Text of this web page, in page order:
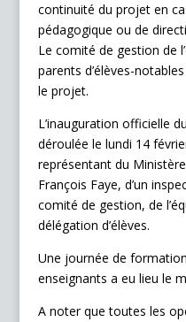
continuité du projet en
pédagogique ou de
Le comité de gestion de
parents d’élèves-
le projet.
L’inauguration officielle
déroulée le lundi 14
représentant du
François Faye, d’un
comité de gestion, de
délégation d’élèves.
Une journée de
enseignants a eu lieu le
A noter que toutes les